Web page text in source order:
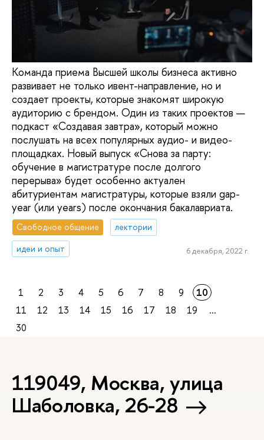
Команда приема Высшей школы бизнеса активно
развивает не только ивент-направление, но и
создает проекты, которые знакомят широкую
аудиторию с брендом. Один из таких проектов —
подкаст «Создавая завтра», который можно
послушать на всех популярных аудио- и видео-
площадках. Новый выпуск «Снова за парту:
обучение в магистратуре после долгого
перерыва» будет особенно актуален
абитуриентам магистратуры, которые взяли gap-
year (или years) после окончания бакалавриата.
Свободное общение
лектории
идеи и опыт
6 декабря, 2022 г.
1 2 3 4 5 6 7 8 9
10
11
12 13 14 15 16 17 18 19
...
30
119049, Москва, улица
Шаболовка, 26-28